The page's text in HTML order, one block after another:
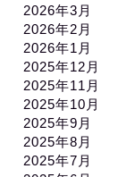
2026年3月
2026年2月
2026年1月
2025年12月
2025年11月
2025年10月
2025年9月
2025年8月
2025年7月